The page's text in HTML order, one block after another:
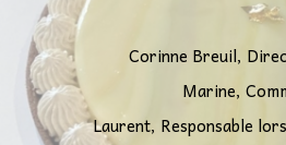
Corinne Breuil,
Marine,
Laurent, Responsable